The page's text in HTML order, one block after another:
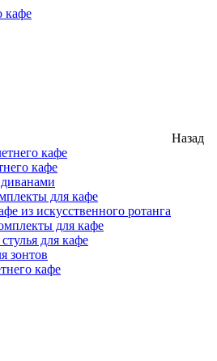
кафе
Назад
кафе
кафе
для кафе
из искусственного ротанга
для кафе
для кафе
зонтов
кафе